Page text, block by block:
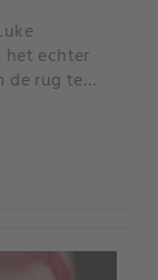
het echter
de rug te